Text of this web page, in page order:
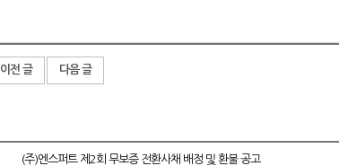
이전 글 다음 글
(주)엔스퍼트 제2회 무보증 전환사채 배정 및 환불 공고